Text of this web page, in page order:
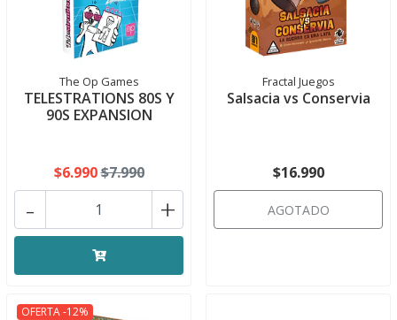
The Op Games
TELESTRATIONS 80S Y
90S EXPANSION
$6.990$7.990
+
-
Fractal Juegos
Salsacia vs Conservia
$16.990
AGOTADO
OFERTA -12%